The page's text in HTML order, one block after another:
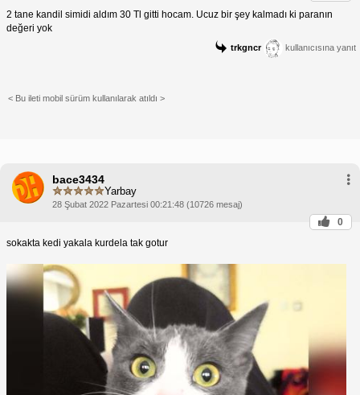
2 tane kandil simidi aldım 30 Tl gitti hocam. Ucuz bir şey kalmadı ki paranın
değeri yok
trkgncr kullanıcısına yanıt
< Bu ileti mobil sürüm kullanılarak atıldı >
bace3434
Yarbay
28 Şubat 2022 Pazartesi 00:21:48 (10726 mesaj)
0
sokakta kedi yakala kurdela tak gotur